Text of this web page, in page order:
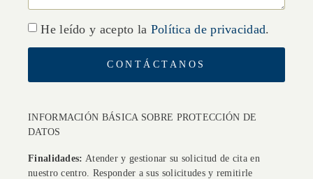
He leído y acepto la Política de privacidad.
CONTÁCTANOS
INFORMACIÓN BÁSICA SOBRE PROTECCIÓN DE
DATOS
Finalidades: Atender y gestionar su solicitud de cita en
nuestro centro. Responder a sus solicitudes y remitirle